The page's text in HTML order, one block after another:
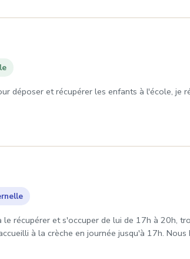
déposer et récupérer les enfants à l'école, je
récupérer et s'occuper de lui de 17h à 20h,
à la crèche en journée jusqu'à 17h.